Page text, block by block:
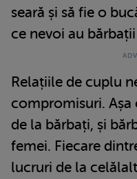
seară și să fie o
ce nevoi au
Relațiile de cuplu
compromisuri. Așa
de la bărbați, și
femei. Fiecare
lucruri de la